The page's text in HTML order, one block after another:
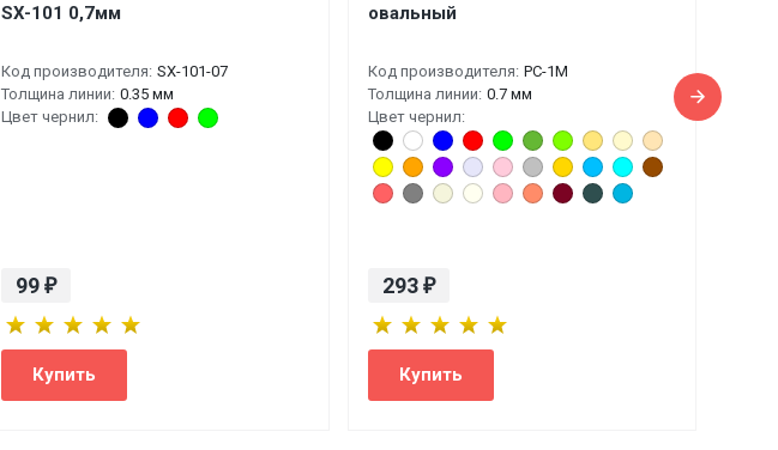
SX-101 0,7мм
Код производителя: SX-101-07
Толщина линии: 0.35 мм
Цвет чернил:
99 ₽
овальный
Код производителя: PC-1M
Толщина линии: 0.7 мм
Цвет чернил:
293 ₽